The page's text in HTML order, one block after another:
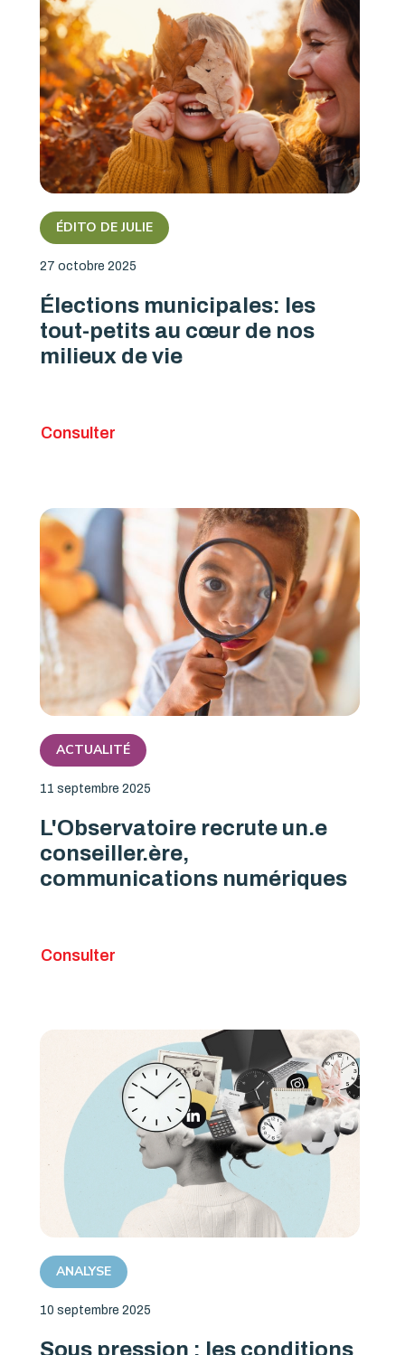
ÉDITO DE JULIE
27 octobre 2025
Élections municipales: les
tout-petits au cœur de nos
milieux de vie
Consulter
ACTUALITÉ
11 septembre 2025
L'Observatoire recrute un.e
conseiller.ère,
communications numériques
Consulter
ANALYSE
10 septembre 2025
Sous pression : les conditions